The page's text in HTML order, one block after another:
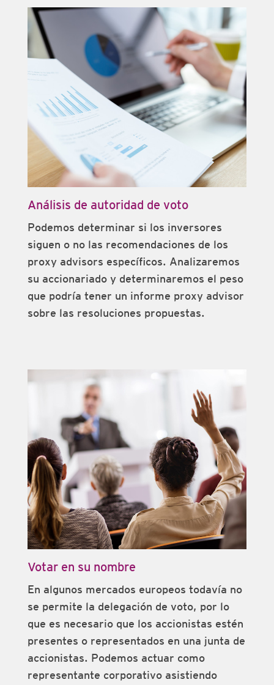
Análisis de autoridad de voto
Podemos determinar si los inversores
siguen o no las recomendaciones de los
proxy advisors específicos. Analizaremos
su accionariado y determinaremos el peso
que podría tener un informe proxy advisor
sobre las resoluciones propuestas.
Votar en su nombre
En algunos mercados europeos todavía no
se permite la delegación de voto, por lo
que es necesario que los accionistas estén
presentes o representados en una junta de
accionistas. Podemos actuar como
representante corporativo asistiendo